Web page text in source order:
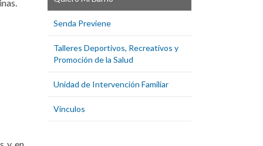
Senda Previene
Talleres Deportivos, Recreativos y
Promoción de la Salud
Unidad de Intervención Familiar
Vínculos